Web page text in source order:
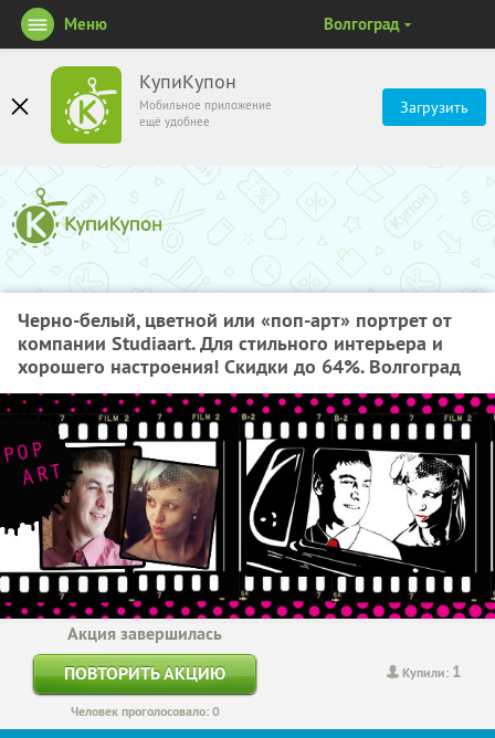
КупиКупон
Мобильное приложение
ещё удобнее
Загрузить
Меню Волгоград
Черно-белый, цветной или «поп-арт» портрет от
компании Studiaart. Для стильного интерьера и
хорошего настроения! Скидки до 64%. Волгоград
Купили: 1
Акция завершилась
ПОВТОРИТЬ АКЦИЮ
Человек проголосовало: 0